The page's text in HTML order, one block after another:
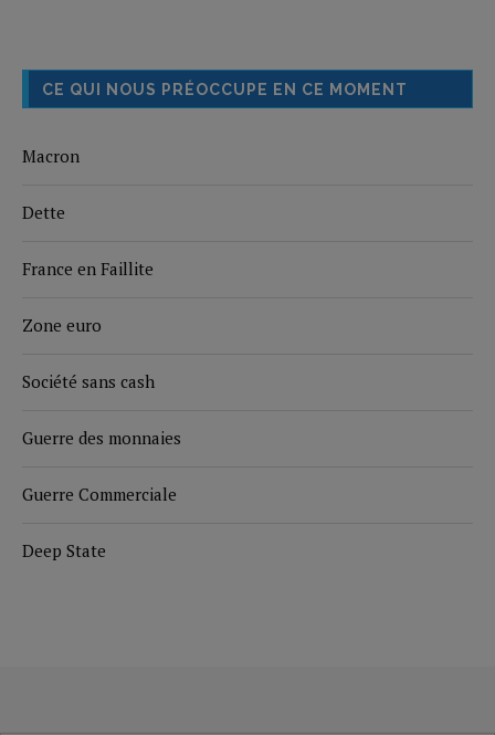
CE QUI NOUS PRÉOCCUPE EN CE MOMENT
Macron
Dette
France en Faillite
Zone euro
Société sans cash
Guerre des monnaies
Guerre Commerciale
Deep State